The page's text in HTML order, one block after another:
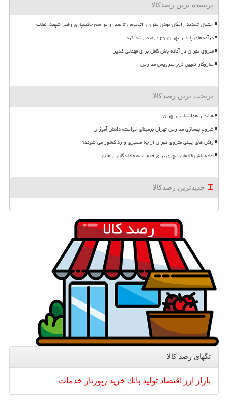
پربیننده ترین رصدکالا
احتمال تمدید رایگان بودن مترو و اتوبوس تا بعد از مراسم خاکسپاری رهبر شهید انقلاب
درآمدهای پایدار تهران ۴۷ درصد رشد کرد
متروی تهران در آماده باش کامل برای مهمانی غدیر
سازوکار تعیین نرخ سرویس مدارس
پربحث ترین رصدکالا
هشدار هواشناسی تهران
شروع بهسازی مدارس تهران برمبنای خواسته دانش آموزان
واگن های چینی متروی تهران از چه مسیری وارد کشور می شوند؟
آماده باش خادمان شهری برای خدمت به جاماندگان اربعین
جدیدترین رصدکالا
تگهای رصد كالا
بازار ارز اقتصاد تولید بانك خرید رپورتاژ خدمات